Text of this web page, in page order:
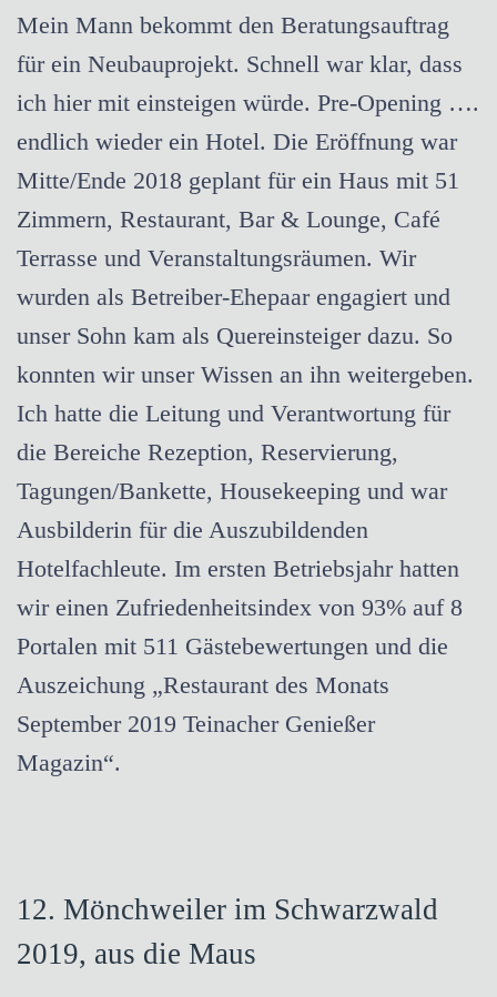
Mein Mann bekommt den Beratungsauftrag
für ein Neubauprojekt. Schnell war klar, dass
ich hier mit einsteigen würde. Pre-Opening ….
endlich wieder ein Hotel. Die Eröffnung war
Mitte/Ende 2018 geplant für ein Haus mit 51
Zimmern, Restaurant, Bar & Lounge, Café
Terrasse und Veranstaltungsräumen. Wir
wurden als Betreiber-Ehepaar engagiert und
unser Sohn kam als Quereinsteiger dazu. So
konnten wir unser Wissen an ihn weitergeben.
Ich hatte die Leitung und Verantwortung für
die Bereiche Rezeption, Reservierung,
Tagungen/Bankette, Housekeeping und war
Ausbilderin für die Auszubildenden
Hotelfachleute. Im ersten Betriebsjahr hatten
wir einen Zufriedenheitsindex von 93% auf 8
Portalen mit 511 Gästebewertungen und die
Auszeichung „Restaurant des Monats
September 2019 Teinacher Genießer
Magazin“.
12. Mönchweiler im Schwarzwald
2019, aus die Maus